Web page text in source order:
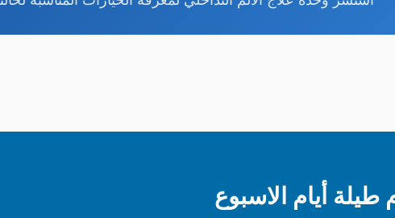
أيام الاسبوع